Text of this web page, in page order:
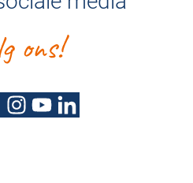
ons!